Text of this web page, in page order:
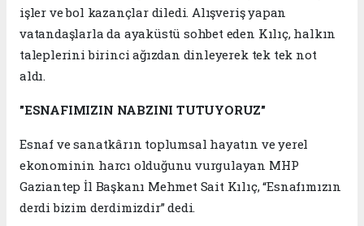
işler ve bol kazançlar diledi. Alışveriş yapan
vatandaşlarla da ayaküstü sohbet eden Kılıç, halkın
taleplerini birinci ağızdan dinleyerek tek tek not
aldı.
"ESNAFIMIZIN NABZINI TUTUYORUZ"
Esnaf ve sanatkârın toplumsal hayatın ve yerel
ekonominin harcı olduğunu vurgulayan MHP
Gaziantep İl Başkanı Mehmet Sait Kılıç, “Esnafımızın
derdi bizim derdimizdir” dedi.